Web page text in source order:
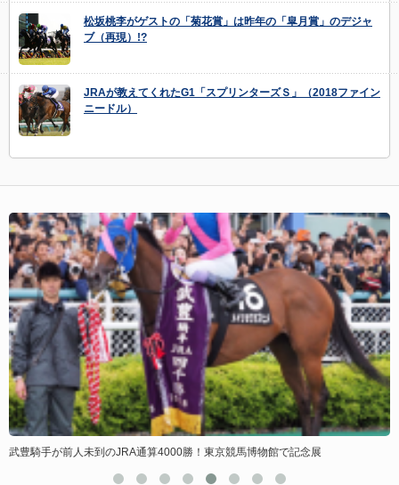
松坂桃李がゲストの「菊花賞」は昨年の「皐月賞」のデジャ
ブ（再現）!?
JRAが教えてくれたG1「スプリンターズＳ」（2018ファイン
ニードル）
武豊騎手が前人未到のJRA通算4000勝！東京競馬博物館で記念展